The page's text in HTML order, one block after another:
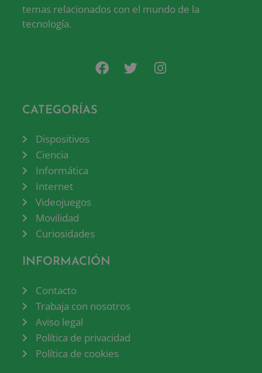
temas relacionados con el mundo de la
tecnología.
CATEGORÍAS
Dispositivos
Ciencia
Informática
Internet
Videojuegos
Movilidad
Curiosidades
INFORMACIÓN
Contacto
Trabaja con nosotros
Aviso legal
Política de privacidad
Política de cookies